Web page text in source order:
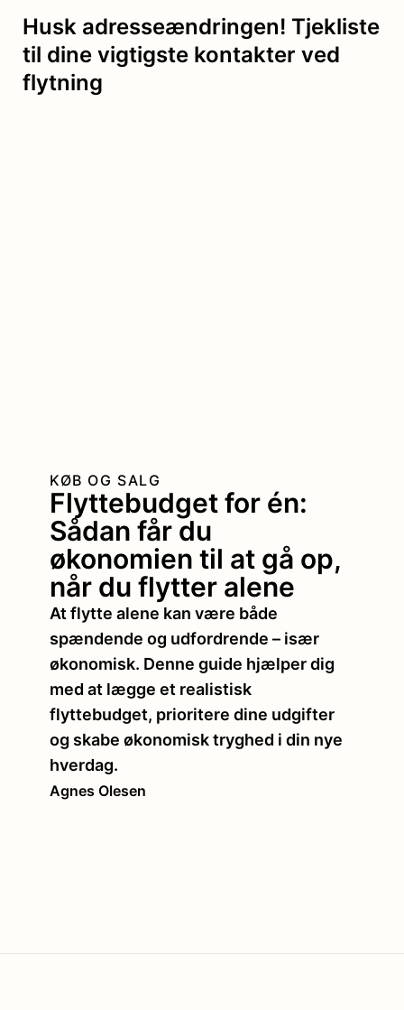
Husk adresseændringen! Tjekliste
til dine vigtigste kontakter ved
flytning
Flyttebudget for én:
Sådan får du
økonomien til at gå op,
når du flytter alene
KØB OG SALG
At flytte alene kan være både
spændende og udfordrende – især
økonomisk. Denne guide hjælper dig
med at lægge et realistisk
flyttebudget, prioritere dine udgifter
og skabe økonomisk tryghed i din nye
hverdag.
Agnes Olesen